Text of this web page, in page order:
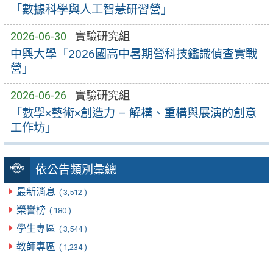
「數據科學與人工智慧研習營」
2026-06-30 實驗研究組
中興大學「2026國高中暑期營科技鑑識偵查實戰
營」
2026-06-26 實驗研究組
「數學×藝術×創造力 – 解構、重構與展演的創意
工作坊」
依公告類別彙總
最新消息 ( 3,512 )
榮譽榜 ( 180 )
學生專區 ( 3,544 )
教師專區 ( 1,234 )